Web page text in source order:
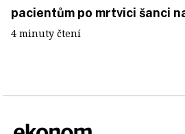
pacientům po mrtvici šanci
4 minuty čtení